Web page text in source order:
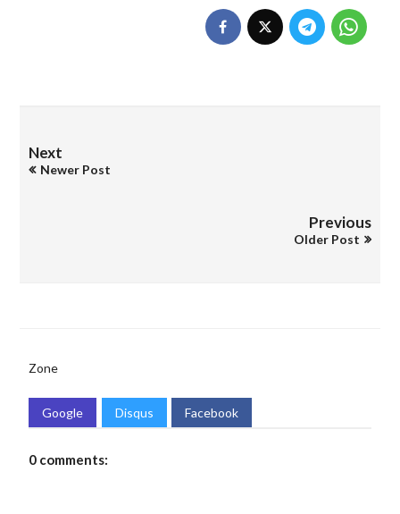
Next
Newer Post
Previous
Older Post
Zone
Google Disqus Facebook
0 comments: